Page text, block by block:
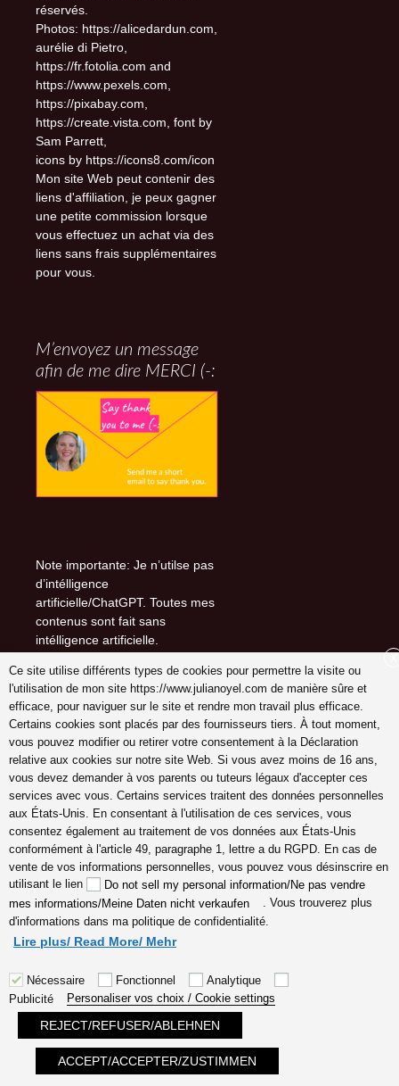
réservés.
Photos: https://alicedardun.com,
aurélie di Pietro,
https://fr.fotolia.com and
https://www.pexels.com,
https://pixabay.com,
https://create.vista.com, font by
Sam Parrett,
icons by https://icons8.com/icon
Mon site Web peut contenir des
liens d'affiliation, je peux gagner
une petite commission lorsque
vous effectuez un achat via des
liens sans frais supplémentaires
pour vous.
M’envoyez un message
afin de me dire MERCI (-:
Note importante: Je n’utilse pas
d’intélligence
artificielle/ChatGPT. Toutes mes
contenus sont fait sans
intélligence artificielle.
Suivez-moi sur (-:
youtube
INSTAGRAM
Pinterest
coach en gestion émotions,
communication, relation, amour
véritable Lyon, Cannes, France
en ligne, hypersensible
empathes créatifs, coaching
Fièrement propulsé par WordPress
Ce site utilise différents types de cookies pour permettre la visite ou
l'utilisation de mon site https://www.julianoyel.com de manière sûre et
efficace, pour naviguer sur le site et rendre mon travail plus efficace.
Certains cookies sont placés par des fournisseurs tiers. À tout moment,
vous pouvez modifier ou retirer votre consentement à la Déclaration
relative aux cookies sur notre site Web. Si vous avez moins de 16 ans,
vous devez demander à vos parents ou tuteurs légaux d'accepter ces
services avec vous. Certains services traitent des données personnelles
aux États-Unis. En consentant à l'utilisation de ces services, vous
consentez également au traitement de vos données aux États-Unis
conformément à l'article 49, paragraphe 1, lettre a du RGPD. En cas de
vente de vos informations personnelles, vous pouvez vous désinscrire en
utilisant le lien
Do not sell my personal information/Ne pas vendre
mes informations/Meine Daten nicht verkaufen
. Vous trouverez plus
d'informations dans ma politique de confidentialité.
Lire plus/ Read More/ Mehr
Nécessaire Fonctionnel
Analytique
Publicité
Personaliser vos choix / Cookie settings
REJECT/REFUSER/ABLEHNEN
ACCEPT/ACCEPTER/ZUSTIMMEN